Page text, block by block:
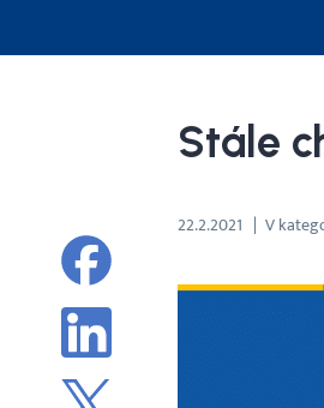
Stále
22.2.2021 V